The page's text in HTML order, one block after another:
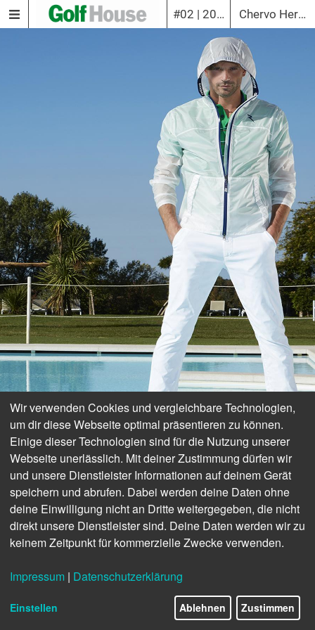
#02 | 2021 Chervo Herren
Wir verwenden Cookies und vergleichbare Technologien,
um dir diese Webseite optimal präsentieren zu können.
Einige dieser Technologien sind für die Nutzung unserer
Webseite unerlässlich. Mit deiner Zustimmung dürfen wir
und unsere Dienstleister Informationen auf deinem Gerät
speichern und abrufen. Dabei werden deine Daten ohne
deine Einwilligung nicht an Dritte weitergegeben, die nicht
direkt unsere Dienstleister sind. Deine Daten werden wir zu
keinem Zeitpunkt für kommerzielle Zwecke verwenden.
Impressum | Datenschutzerklärung
Einstellen Ablehnen Zustimmen